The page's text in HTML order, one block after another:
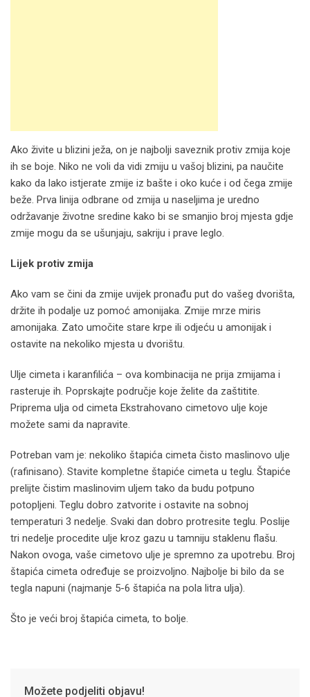
Ako živite u blizini ježa, on je najbolji saveznik protiv zmija koje
ih se boje. Niko ne voli da vidi zmiju u vašoj blizini, pa naučite
kako da lako istjerate zmije iz bašte i oko kuće i od čega zmije
beže. Prva linija odbrane od zmija u naseljima je uredno
održavanje životne sredine kako bi se smanjio broj mjesta gdje
zmije mogu da se ušunjaju, sakriju i prave leglo.
Lijek protiv zmija
Ako vam se čini da zmije uvijek pronađu put do vašeg dvorišta,
držite ih podalje uz pomoć amonijaka. Zmije mrze miris
amonijaka. Zato umočite stare krpe ili odjeću u amonijak i
ostavite na nekoliko mjesta u dvorištu.
Ulje cimeta i karanfilića – ova kombinacija ne prija zmijama i
rasteruje ih. Poprskajte područje koje želite da zaštitite.
Priprema ulja od cimeta Ekstrahovano cimetovo ulje koje
možete sami da napravite.
Potreban vam je: nekoliko štapića cimeta čisto maslinovo ulje
(rafinisano). Stavite kompletne štapiće cimeta u teglu. Štapiće
prelijte čistim maslinovim uljem tako da budu potpuno
potopljeni. Teglu dobro zatvorite i ostavite na sobnoj
temperaturi 3 nedelje. Svaki dan dobro protresite teglu. Poslije
tri nedelje procedite ulje kroz gazu u tamniju staklenu flašu.
Nakon ovoga, vaše cimetovo ulje je spremno za upotrebu. Broj
štapića cimeta određuje se proizvoljno. Najbolje bi bilo da se
tegla napuni (najmanje 5-6 štapića na pola litra ulja).
Što je veći broj štapića cimeta, to bolje.
Možete podjeliti objavu!